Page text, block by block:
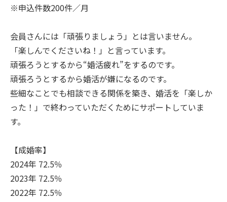
※申込件数200件／月
会員さんには「頑張りましょう」とは言いません。
「楽しんでくださいね！」と言っています。
頑張ろうとするから“婚活疲れ”をするのです。
頑張ろうとするから婚活が嫌になるのです。
些細なことでも相談できる関係を築き、婚活を「楽しか
った！」で終わっていただくためにサポートしていま
す。
【成婚率】
2024年 72.5％
2023年 72.5％
2022年 72.5％